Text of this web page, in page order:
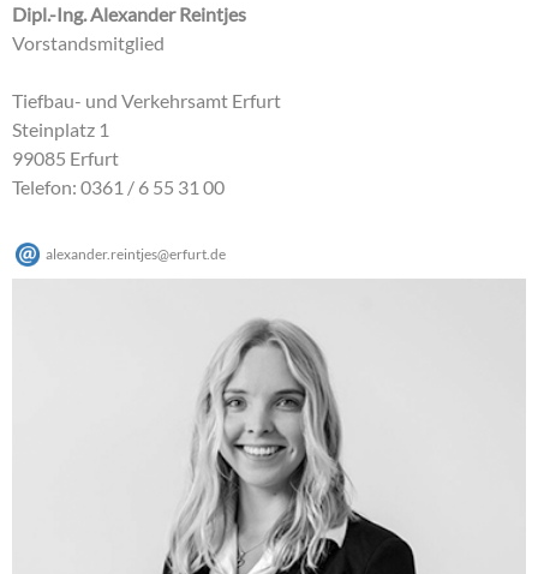
Dipl.-Ing. Alexander Reintjes
Vorstandsmitglied
Tiefbau- und Verkehrsamt Erfurt
Steinplatz 1
99085 Erfurt
Telefon: 0361 / 6 55 31 00
alexander.reintjes@erfurt de